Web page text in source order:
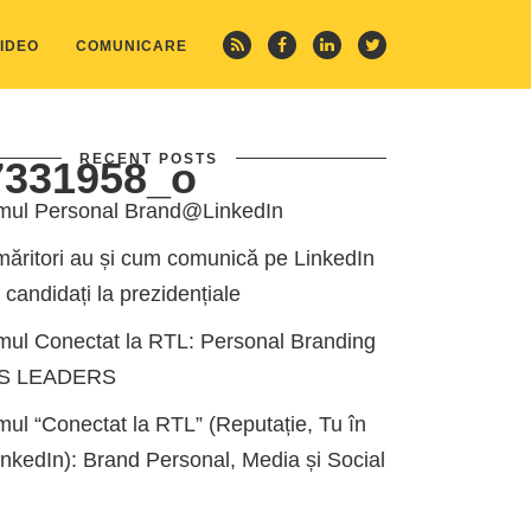
COMUNICARE
RECENT POSTS
Personal Brand@LinkedIn
au și cum comunică pe LinkedIn
candidați la prezidențiale
Conectat la RTL: Personal Branding
LEADERS
“Conectat la RTL” (Reputație, Tu în
Brand Personal, Media și Social